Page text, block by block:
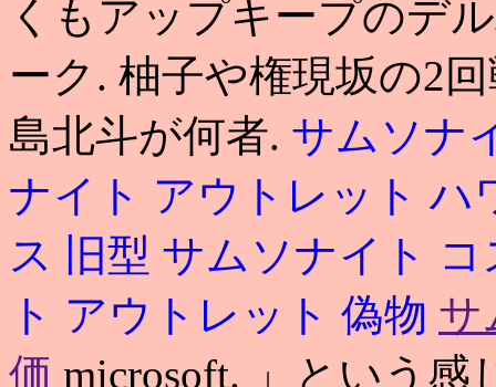
くもアップキープのデ
ーク. 柚子や権現坂の2
島北斗が何者. サムソナ
ナイト アウトレット ハ
ス 旧型 サムソナイト
ト アウトレット 偽物 サ
価 microsoft. 」という